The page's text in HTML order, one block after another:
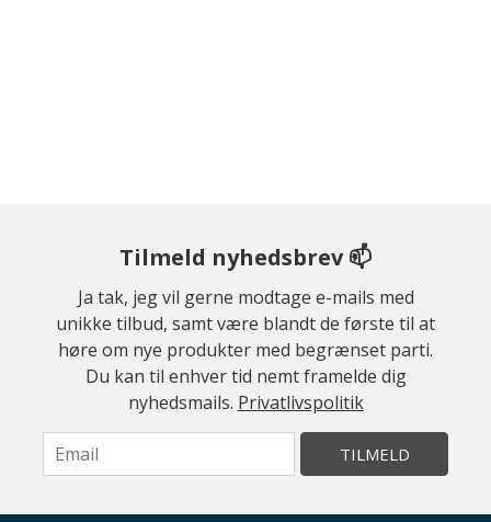
Tilmeld nyhedsbrev 📫
Ja tak, jeg vil gerne modtage e-mails med
unikke tilbud, samt være blandt de første til at
høre om nye produkter med begrænset parti.
Du kan til enhver tid nemt framelde dig
nyhedsmails. Privatlivspolitik
TILMELD